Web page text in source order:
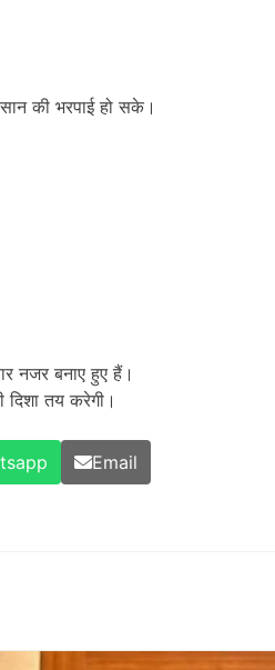
की भरपाई हो सके।
नजर बनाए हुए हैं।
दिशा तय करेगी।
Email